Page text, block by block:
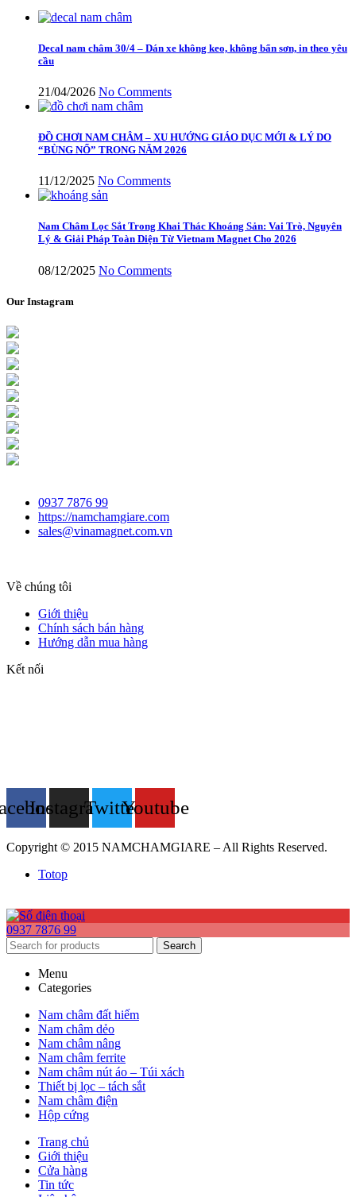
Decal nam châm 30/4 – Dán xe không keo, không bẩn sơn, in theo yêu
cầu
21/04/2026 No Comments
ĐỒ CHƠI NAM CHÂM – XU HƯỚNG GIÁO DỤC MỚI & LÝ DO
“BÙNG NỔ” TRONG NĂM 2026
11/12/2025 No Comments
Nam Châm Lọc Sắt Trong Khai Thác Khoáng Sản: Vai Trò, Nguyên
Lý & Giải Pháp Toàn Diện Từ Vietnam Magnet Cho 2026
08/12/2025 No Comments
Our Instagram
0937 7876 99
https://namchamgiare.com
sales@vinamagnet.com.vn
Về chúng tôi
Giới thiệu
Chính sách bán hàng
Hướng dẫn mua hàng
Kết nối
InstagramTwitterYoutube
Copyright © 2015 NAMCHAMGIARE – All Rights Reserved.
Totop
0937 7876 99
Search
Menu
Categories
Nam châm đất hiếm
Nam châm dẻo
Nam châm nâng
Nam châm ferrite
Nam châm nút áo – Túi xách
Thiết bị lọc – tách sắt
Nam châm điện
Hộp cứng
Trang chủ
Giới thiệu
Cửa hàng
Tin tức